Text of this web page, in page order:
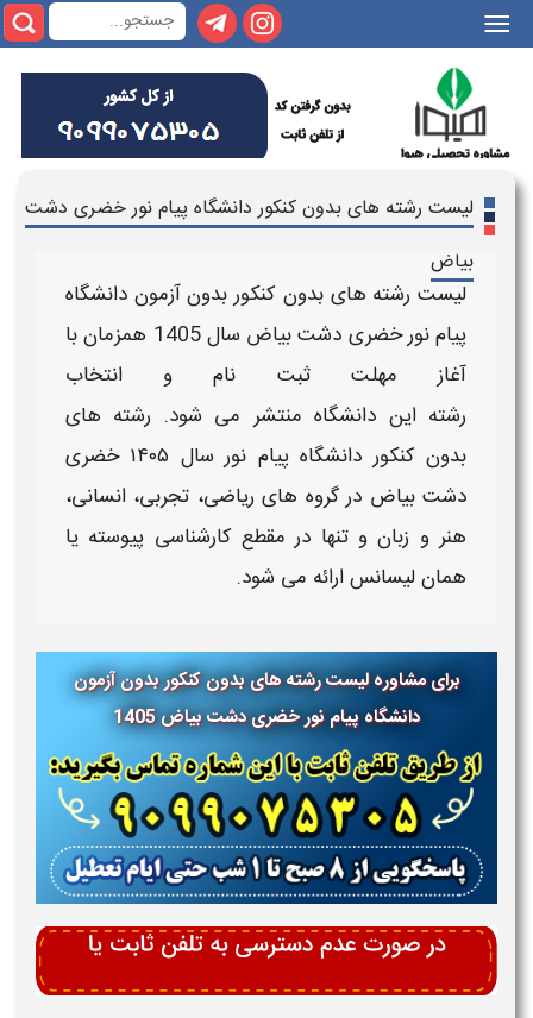
|||
لیست رشته های بدون کنکور دانشگاه پیام نور خضری دشت
بیاض
لیست رشته های بدون کنکور بدون آزمون دانشگاه
پیام نور خضری دشت بیاض سال1405 همزمان با
آغاز مهلت ثبت نام و انتخاب
رشته این دانشگاه منتشر می شود. رشته های
بدون کنکور دانشگاه پیام نور سال ۱۴۰۵
خضری
دشت بیاض در گروه های ریاضی، تجربی، انسانی،
هنر و زبان و تنها در مقطع کارشناسی پیوسته یا
همانلیسانسارائه می شود.
برای مشاوره لیست رشته های بدون کنکور بدون آزمون
دانشگاه پیام نورخضری دشت بیاض 1405